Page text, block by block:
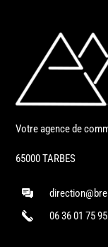
Votre agence de
65000 TARBES
06 36 01 75 95